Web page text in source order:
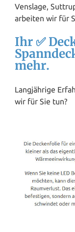
Venslage,
arbeiten wir für
Ihr ✅
mehr.
Langjährige
wir für Sie tun?